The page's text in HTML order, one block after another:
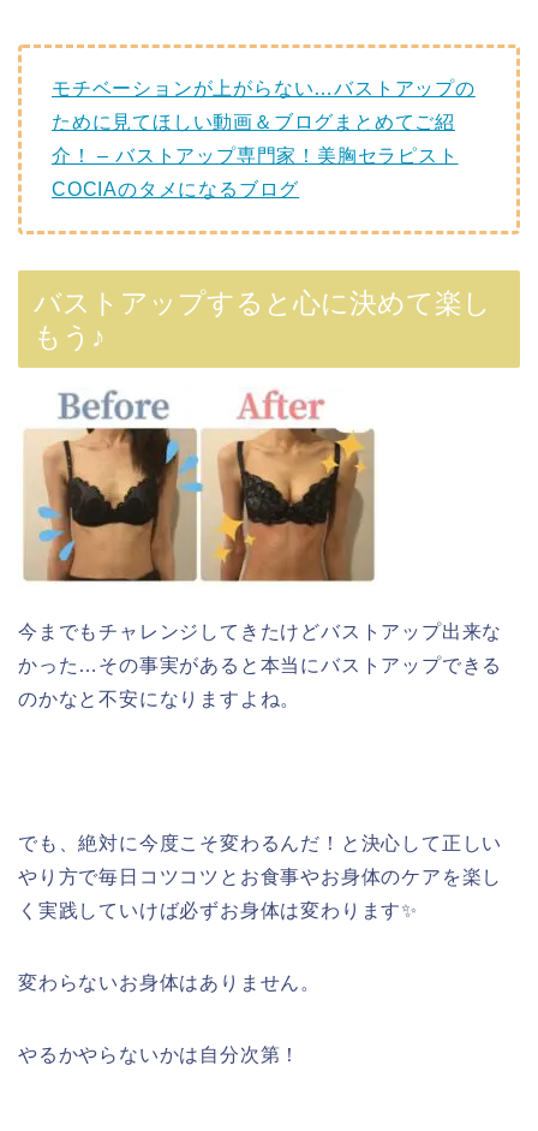
モチベーションが上がらない…バストアップの
ために見てほしい動画＆ブログまとめてご紹
介！ – バストアップ専門家！美胸セラピスト
COCIAのタメになるブログ
バストアップすると心に決めて楽し
もう♪
今までもチャレンジしてきたけどバストアップ出来な
かった…その事実があると本当にバストアップできる
のかなと不安になりますよね。
でも、絶対に今度こそ変わるんだ！と決心して正しい
やり方で毎日コツコツとお食事やお身体のケアを楽し
く実践していけば必ずお身体は変わります✨
変わらないお身体はありません。
やるかやらないかは自分次第！